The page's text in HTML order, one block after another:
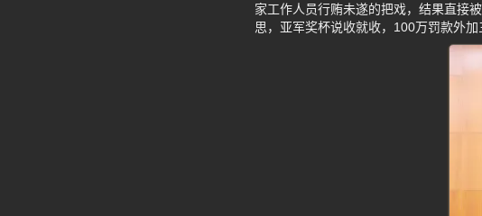
家工作人员行贿未遂的把戏，结果直接
思，亚军奖杯说收就收，100万罚款外